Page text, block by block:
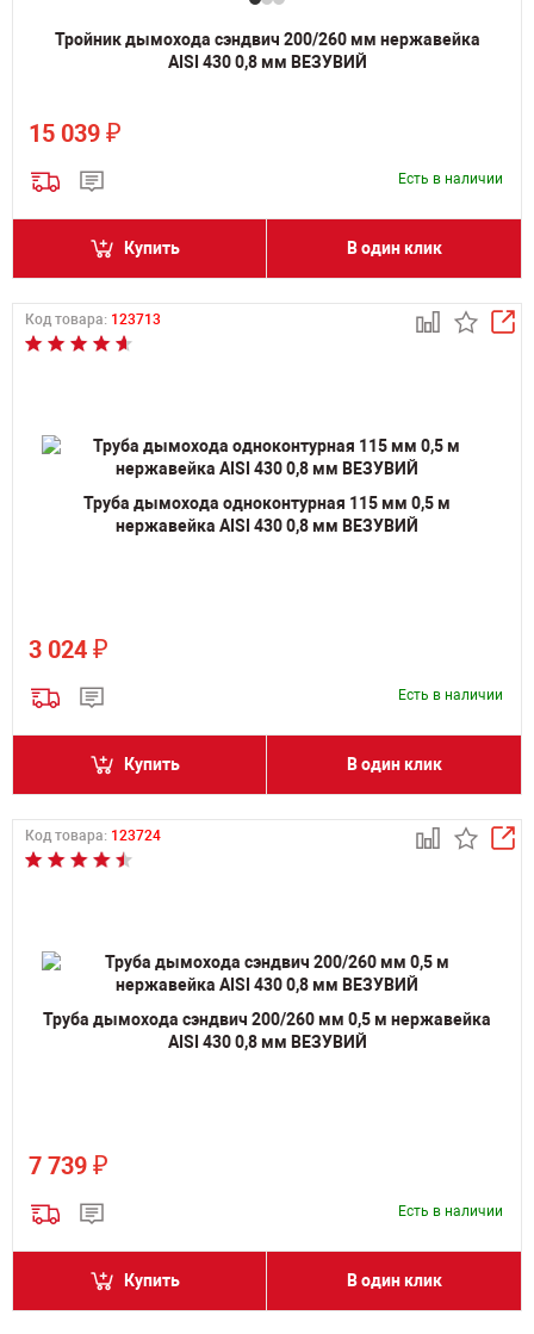
Тройник дымохода сэндвич 200/260 мм нержавейка
AISI 430 0,8 мм ВЕЗУВИЙ
15 039 ₽
Есть в наличии
Купить В один клик
Код товара: 123713
Труба дымохода одноконтурная 115 мм 0,5 м
нержавейка AISI 430 0,8 мм ВЕЗУВИЙ
3 024 ₽
Есть в наличии
Купить В один клик
Код товара: 123724
Труба дымохода сэндвич 200/260 мм 0,5 м нержавейка
AISI 430 0,8 мм ВЕЗУВИЙ
7 739 ₽
Есть в наличии
Купить В один клик